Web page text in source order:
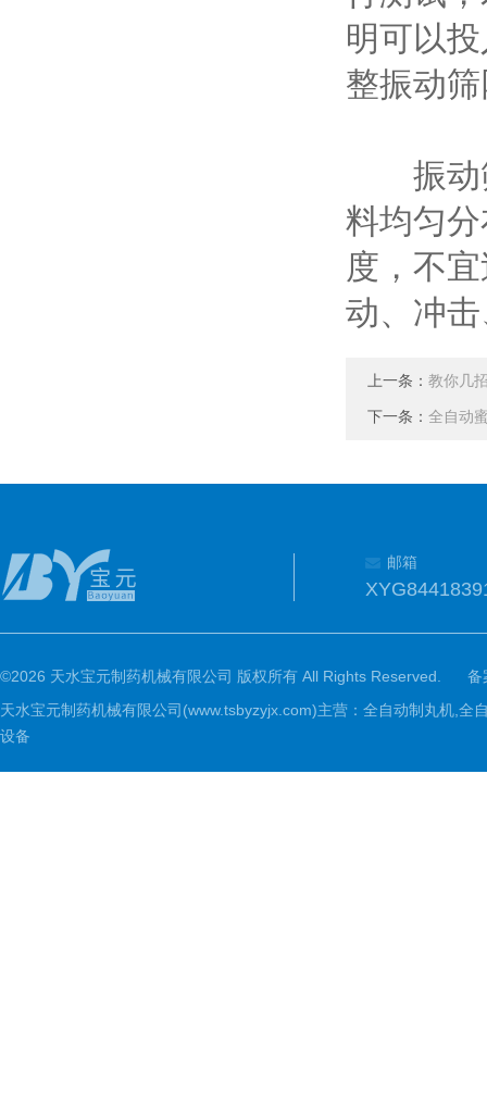
明可以
整振动
振动筛
料均匀
度，不
动、冲
上一条： 教你几
下一条： 全自动
邮箱
©2026 天水宝元制药机械有限公司 版权所有 All Rights Reserved.
备
天水宝元制药机械有限公司(www.tsbyzyjx.com)主营：全自动制丸机,
设备